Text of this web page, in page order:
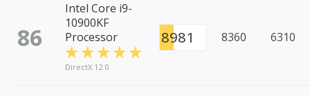
86
Intel Core i9-
10900KF
Processor
DirectX 12.0
8981 8360 6310